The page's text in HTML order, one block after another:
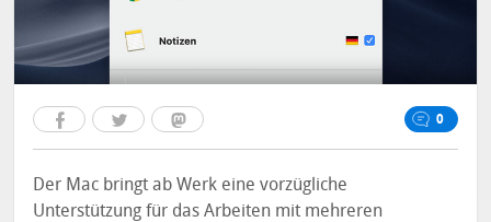
0
Der Mac bringt ab Werk eine vorzügliche
Unterstützung für das Arbeiten mit mehreren